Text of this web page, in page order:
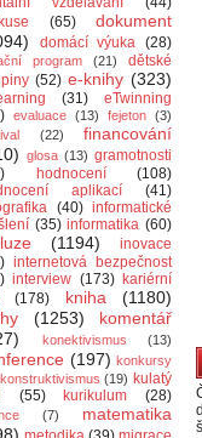
(65)
dokument
domácí výuka (28)
program (21)
dětské
(52) e-knihy (323)
(31)
eTwinning
evaluace (13) fejeton (3)
(22)
financování
glosa (13) gramotnosti
hodnocení
(108)
aplikací
(41)
(40) informatické
(35) informatika (60)
(1194)
inovace
internetová bezpečnost
interview (173) kariérní
(178) kniha
(1180)
(1253)
komentář
konektivismus (13)
(197) konkursy
konstruktivismus (19) kulatý
(55) kurikulum (28)
(7)
matematika